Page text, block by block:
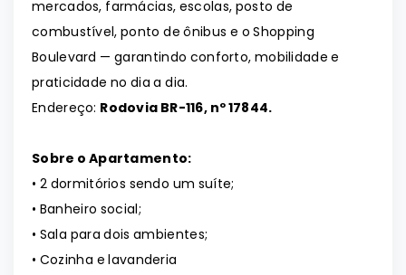
mercados, farmácias, escolas, posto de
combustível, ponto de ônibus e o Shopping
Boulevard — garantindo conforto, mobilidade e
praticidade no dia a dia.
Endereço: Rodovia BR-116, nº 17844.
Sobre o Apartamento:
• 2 dormitórios sendo um suíte;
• Banheiro social;
• Sala para dois ambientes;
• Cozinha e lavanderia